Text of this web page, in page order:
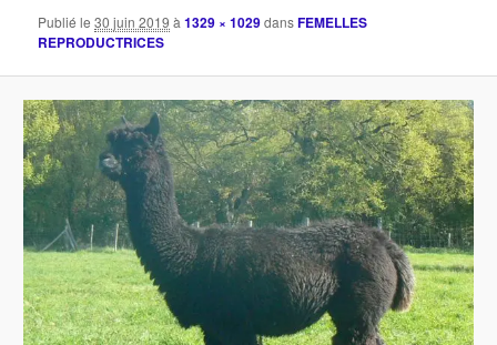
Publié le30 juin 2019 à1329 × 1029dansFEMELLES
REPRODUCTRICES